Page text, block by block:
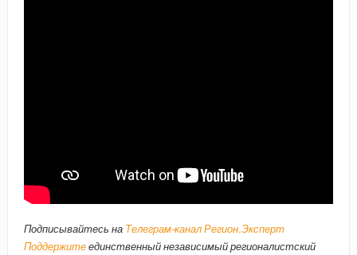
Подписывайтесь на Телеграм-канал Регион.Эксперт
Поддержитеединственный независимый регионалистский